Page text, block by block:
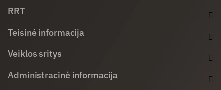
RRT
Teisinė informacija
Veiklos sritys
Administracinė informacija